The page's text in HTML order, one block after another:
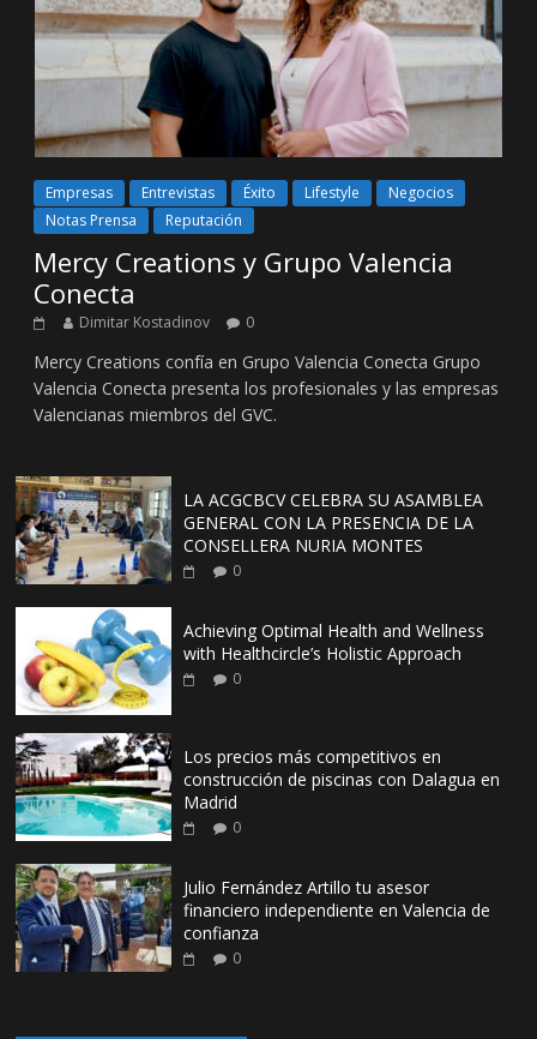
Empresas Entrevistas Éxito Lifestyle
Negocios
Notas Prensa
Reputación
Mercy Creations y Grupo Valencia
Conecta
Dimitar Kostadinov 0
Mercy Creations confía en Grupo Valencia Conecta Grupo
Valencia Conecta presenta los profesionales y las empresas
Valencianas miembros del GVC.
LA ACGCBCV CELEBRA SU ASAMBLEA
GENERAL CON LA PRESENCIA DE LA
CONSELLERA NURIA MONTES
0
Achieving Optimal Health and Wellness
with Healthcircle’s Holistic Approach
0
Los precios más competitivos en
construcción de piscinas con Dalagua en
Madrid
0
Julio Fernández Artillo tu asesor
financiero independiente en Valencia de
confianza
0